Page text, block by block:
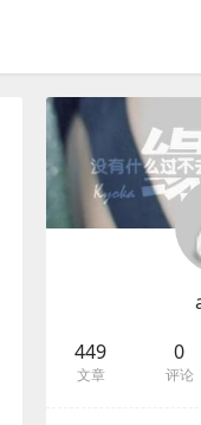
449
文章
0
评论